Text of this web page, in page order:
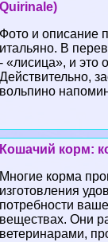
Quirinale)
Фото и описание
итальяно. В
- «лисица», и это
Действительно,
вольпино
Кошачий корм:
Многие корма
изготовления
потребности
веществах. Они
ветеринарами,